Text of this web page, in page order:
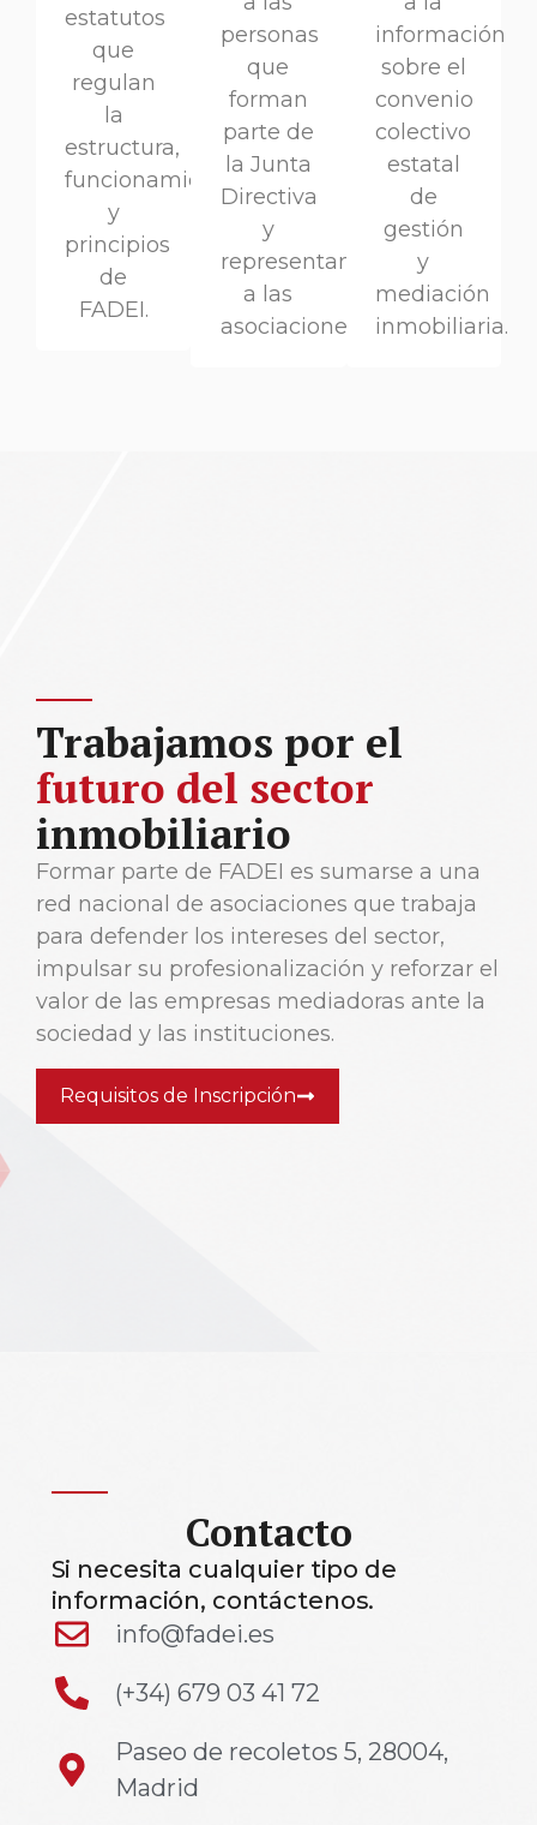
estatutos
que
regulan
la
estructura,
funcionamiento
y
principios
de
FADEI.
personas
que
forman
parte de
la Junta
Directiva
y
representan
a las
asociaciones.
información
sobre el
convenio
colectivo
estatal
de
gestión
y
mediación
inmobiliaria.
Trabajamos por el
futuro del sector
inmobiliario
Formar parte de FADEI es sumarse a una
red nacional de asociaciones que trabaja
para defender los intereses del sector,
impulsar su profesionalización y reforzar el
valor de las empresas mediadoras ante la
sociedad y las instituciones.
Requisitos de Inscripción
Contacto
Si necesita cualquier tipo de
información, contáctenos.
info@fadei.es
(+34) 679 03 41 72
Paseo de recoletos 5, 28004,
Madrid